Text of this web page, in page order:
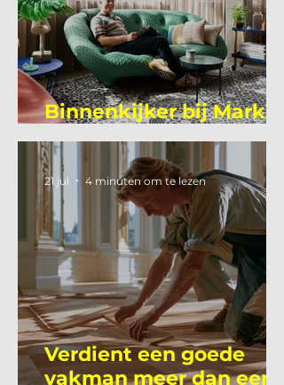
Binnenkijker bij Mark
Mutsaers
Verdient een goede
vakman meer dan een
21 jul 4 minuten om te lezen